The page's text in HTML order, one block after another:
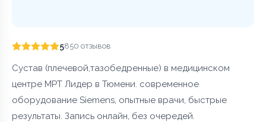
5850 отзывов
Сустав (плечевой,тазобедренные) в медицинском
центре МРТ Лидер в Тюмени. современное
оборудование Siemens, опытные врачи, быстрые
результаты. Запись онлайн, без очередей.